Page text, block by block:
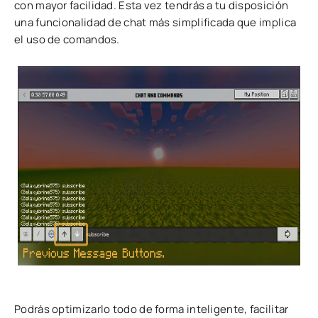
con mayor facilidad. Esta vez tendrás a tu disposición
una funcionalidad de chat más simplificada que implica
el uso de comandos.
Podrás optimizarlo todo de forma inteligente, facilitar